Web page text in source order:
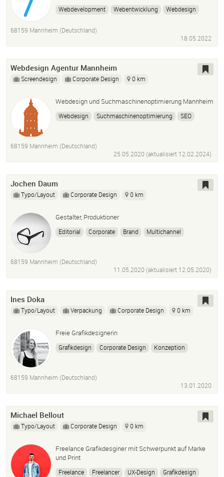
Webdevelopment Webentwicklung
Webdesign
Web-Applikationen
68159 Mannheim (Deutschland)
18.05.2022
Webdesign Agentur Mannheim
Screendesign Corporate Design 0 km
Webdesign und Suchmaschinenoptimierung Mannheim
Webdesign Suchmaschinenoptimierung
SEO
68159 Mannheim (Deutschland)
25.05.2020 (aktualisiert 12.02.2024)
Jochen Daum
Typo/Layout Corporate Design 0 km
Gestalter, Produktioner
Editorial Corporate Brand Multichannel
68159 Mannheim (Deutschland)
11.05.2020 (aktualisiert 12.05.2020)
Ines Doka
Typo/Layout Verpackung Corporate Design 0 km
Freie Grafikdesignerin
Grafikdesign Corporate Design
Konzeption
68159 Mannheim (Deutschland)
13.01.2020
Michael Bellout
Typo/Layout Corporate Design 0 km
Freelance Grafikdesginer mit Schwerpunkt auf Marke
und Print
Freelance Freelancer UX-Design
Grafikdesign